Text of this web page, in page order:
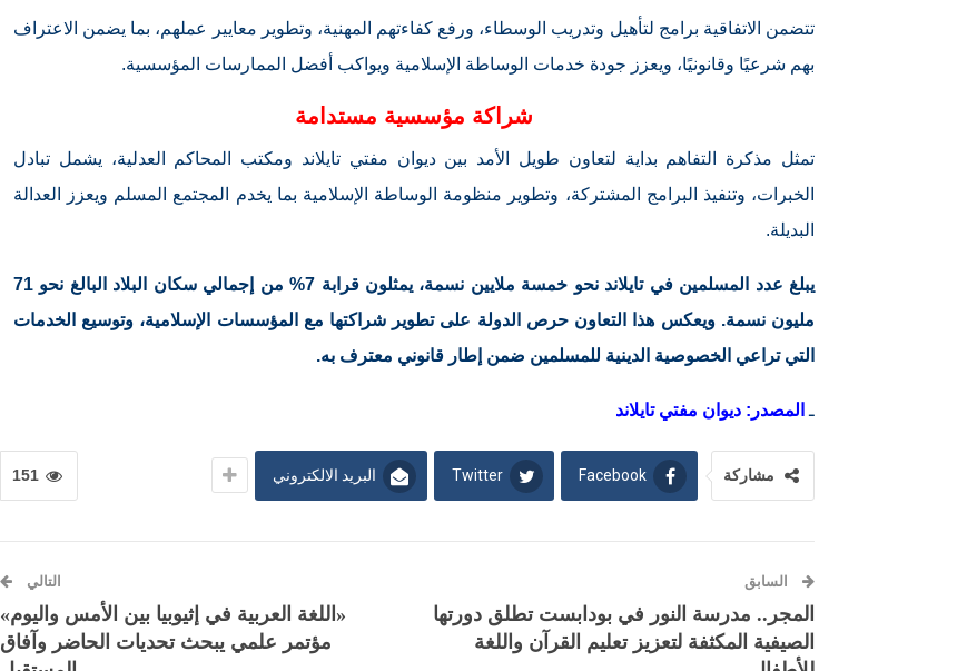
تتضمن الاتفاقية برامج لتأهيل وتدريب الوسطاء، ورفع كفاءتهم المهنية، وتطوير معايير عملهم، بما يضمن الاعتراف
بهم شرعيًا وقانونيًا، ويعزز جودة خدمات الوساطة الإسلامية ويواكب أفضل الممارسات المؤسسية.
شراكة مؤسسية مستدامة
تمثل مذكرة التفاهم بداية لتعاون طويل الأمد بين ديوان مفتي تايلاند ومكتب المحاكم العدلية، يشمل تبادل
الخبرات، وتنفيذ البرامج المشتركة، وتطوير منظومة الوساطة الإسلامية بما يخدم المجتمع المسلم ويعزز العدالة
البديلة.
يبلغ عدد المسلمين في تايلاند نحو خمسة ملايين نسمة، يمثلون قرابة 7% من إجمالي سكان البلاد البالغ نحو 71
مليون نسمة. ويعكس هذا التعاون حرص الدولة على تطوير شراكتها مع المؤسسات الإسلامية، وتوسيع الخدمات
التي تراعي الخصوصية الدينية للمسلمين ضمن إطار قانوني معترف به.
ـ المصدر: ديوان مفتي تايلاند
151 مشاركة Facebook
Twitter البريد الالكتروني
السابق
المجر.. مدرسة النور في بودابست تطلق دورتها
الصيفية المكثفة لتعزيز تعليم القرآن واللغة
التالي
«اللغة العربية في إثيوبيا بين الأمس واليوم»
مؤتمر علمي يبحث تحديات الحاضر وآفاق